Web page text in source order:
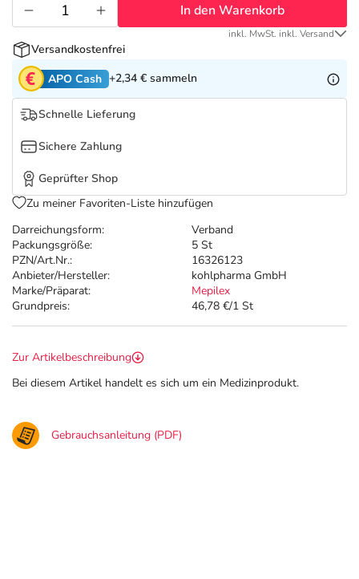
Tierapotheke
Vitamine & Mineralstoffe
Marken
Salus Deals
Darreichungsform:
Verband
Packungsgröße:
5 St
PZN/Art.Nr.:
16326123
Anbieter/Hersteller:
kohlpharma GmbH
Marke/Präparat:
Mepilex
Grundpreis:
46,78 €/1 St
In den Warenkorb
inkl. MwSt. inkl. Versand
Versandkostenfrei
APO Cash +2,34 € sammeln
Schnelle Lieferung
Sichere Zahlung
Geprüfter Shop
Zu meiner Favoriten-Liste hinzufügen
Zur Artikelbeschreibung
Bei diesem Artikel handelt es sich um ein Medizinprodukt.
Gebrauchsanleitung (PDF)